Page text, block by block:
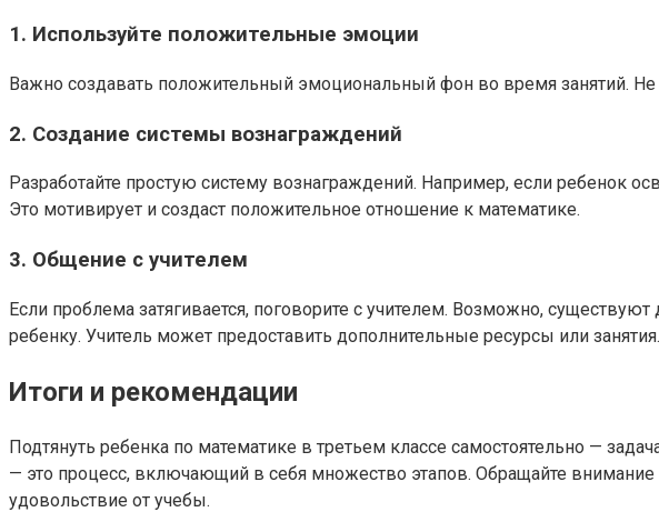
1. Используйте положительные эмоции
Важно создавать положительный эмоциональный фон во время занятий. Не
2. Создание системы вознаграждений
Разработайте простую систему вознаграждений. Например, если ребенок
Это мотивирует и создаст положительное отношение к математике.
3. Общение с учителем
Если проблема затягивается, поговорите с учителем. Возможно,
ребенку. Учитель может предоставить дополнительные ресурсы или занятия.
Итоги и рекомендации
Подтянуть ребенка по математике в третьем классе самостоятельно —
— это процесс, включающий в себя множество этапов. Обращайте внимание
удовольствие от учебы.